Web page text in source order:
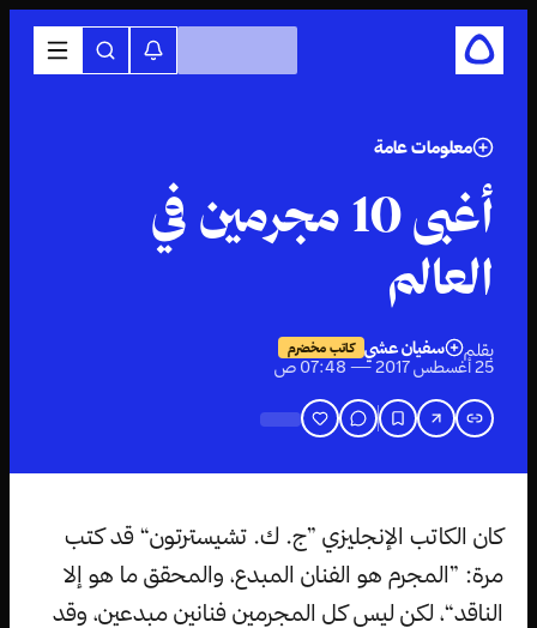
معلومات عامة
أغبى 10 مجرمين في
العالم
بقلم سفيان عشي كاتب مخضرم
25 أغسطس 2017 — 07:48 ص
كان الكاتب الإنجليزي ”ج. ك. تشيسترتون“ قد كتب
مرة: ”المجرم هو الفنان المبدع، والمحقق ما هو إلا
الناقد“، لكن ليس كل المجرمين فنانين مبدعين، وقد